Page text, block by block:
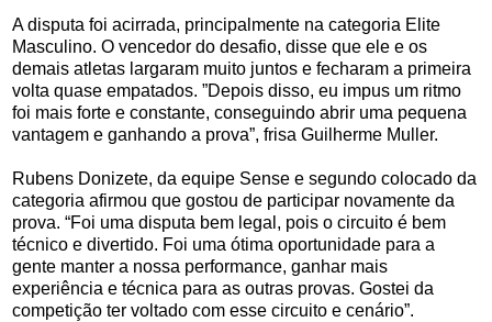
A disputa foi acirrada, principalmente na categoria Elite
Masculino. O vencedor do desafio, disse que ele e os
demais atletas largaram muito juntos e fecharam a primeira
volta quase empatados. ”Depois disso, eu impus um ritmo
foi mais forte e constante, conseguindo abrir uma pequena
vantagem e ganhando a prova”, frisa Guilherme Muller.
Rubens Donizete, da equipe Sense e segundo colocado da
categoria afirmou que gostou de participar novamente da
prova. “Foi uma disputa bem legal, pois o circuito é bem
técnico e divertido. Foi uma ótima oportunidade para a
gente manter a nossa performance, ganhar mais
experiência e técnica para as outras provas. Gostei da
competição ter voltado com esse circuito e cenário”.